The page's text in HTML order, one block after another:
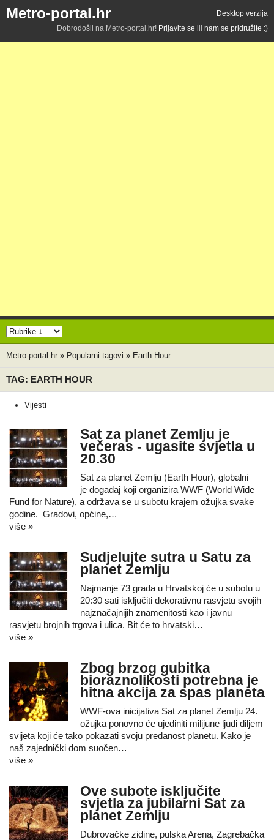
Metro-portal.hr
Desktop verzija
Dobrodošli na Metro-portal.hr! Prijavite se ili nam se pridružite :)
Metro-portal.hr » Popularni tagovi » Earth Hour
TAG: EARTH HOUR
Vijesti
Sat za planet Zemlju je
večeras - ugasite svjetla u
20.30
Sat za planet Zemlju (Earth Hour), globalni
je događaj koji organizira WWF (World Wide
Fund for Nature), a održava se u subotu krajem ožujka svake
godine. Gradovi, općine,…
više »
Sudjelujte sutra u Satu za
planet Zemlju
Najmanje 73 grada u Hrvatskoj će u subotu u
20:30 sati isključiti dekorativnu rasvjetu svojih
najznačajnijih znamenitosti kao i javnu
rasvjetu brojnih trgova i ulica. Bit će to hrvatski…
više »
Zbog brzog gubitka
bioraznolikosti potrebna je
hitna akcija za spas planeta
WWF-ova inicijativa Sat za planet Zemlju 24.
ožujka ponovno će ujediniti milijune ljudi diljem
svijeta koji će tako pokazati svoju predanost planetu. Kako je
naš zajednički dom suočen…
više »
Ove subote isključite
svjetla za jubilarni Sat za
planet Zemlju
Dubrovačke zidine, pulska Arena, Zagrebačka